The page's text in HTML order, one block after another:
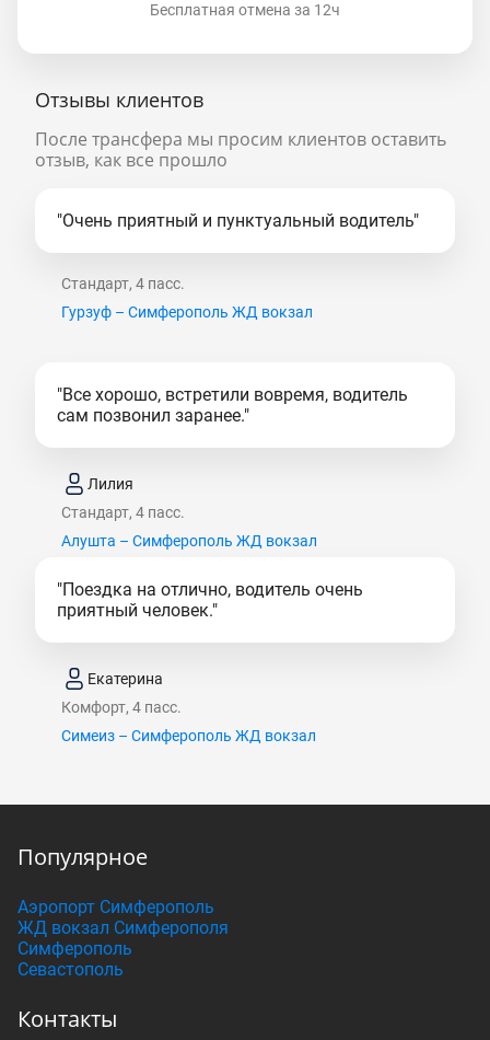
Бесплатная отмена за 12ч
Отзывы клиентов
После трансфера мы просим клиентов оставить
отзыв, как все прошло
"Очень приятный и пунктуальный водитель"
Стандарт, 4 пасс.
Гурзуф – Симферополь ЖД вокзал
"Все хорошо, встретили вовремя, водитель
сам позвонил заранее."
Лилия
Стандарт, 4 пасс.
Алушта – Симферополь ЖД вокзал
"Поездка на отлично, водитель очень
приятный человек."
Екатерина
Комфорт, 4 пасс.
Симеиз – Симферополь ЖД вокзал
Популярное
Аэропорт Симферополь
ЖД вокзал Симферополя
Симферополь
Севастополь
Контакты